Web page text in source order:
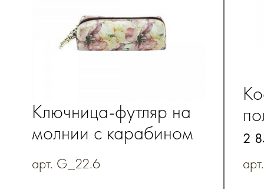
Ключница-футляр на
молнии с карабином
из коллекции
"Акварель"
арт. G_22.6
2